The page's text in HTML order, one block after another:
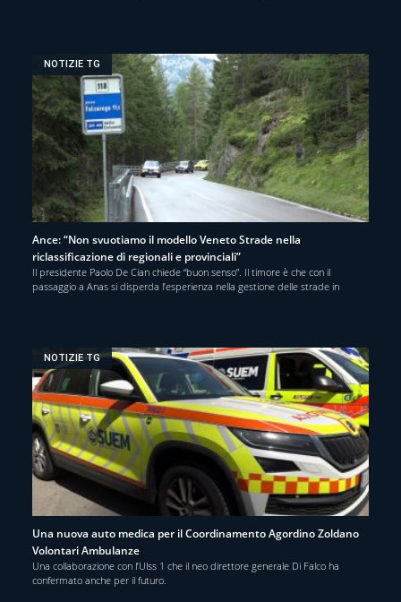
NOTIZIE TG
Ance: “Non svuotiamo il modello Veneto Strade nella
riclassificazione di regionali e provinciali”
Il presidente Paolo De Cian chiede “buon senso”. Il timore è che con il
passaggio a Anas si disperda l’esperienza nella gestione delle strade in
NOTIZIE TG
Una nuova auto medica per il Coordinamento Agordino Zoldano
Volontari Ambulanze
Una collaborazione con l’Ulss 1 che il neo direttore generale Di Falco ha
confermato anche per il futuro.